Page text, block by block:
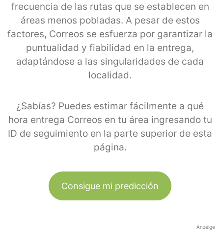
frecuencia de las rutas que se establecen en
áreas menos pobladas. A pesar de estos
factores, Correos se esfuerza por garantizar la
puntualidad y fiabilidad en la entrega,
adaptándose a las singularidades de cada
localidad.
¿Sabías? Puedes estimar fácilmente a qué
hora entrega Correos en tu área ingresando tu
ID de seguimiento en la parte superior de esta
página.
Consigue mi predicción
Anzeige